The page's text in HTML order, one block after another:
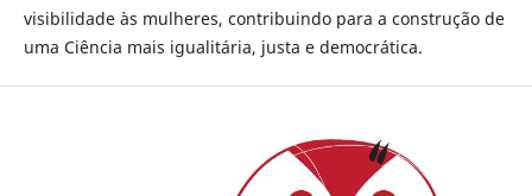
visibilidade às mulheres, contribuindo para a construção de
uma Ciência mais igualitária, justa e democrática.